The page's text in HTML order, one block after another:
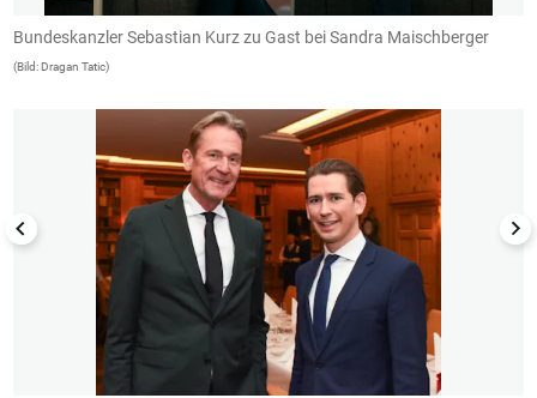
Bundeskanzler Sebastian Kurz zu Gast bei Sandra Maischberger
(Bild: Dragan Tatic)
1/5